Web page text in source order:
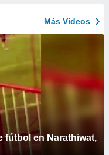
Más Vídeos
fútbol en Narathiwat,